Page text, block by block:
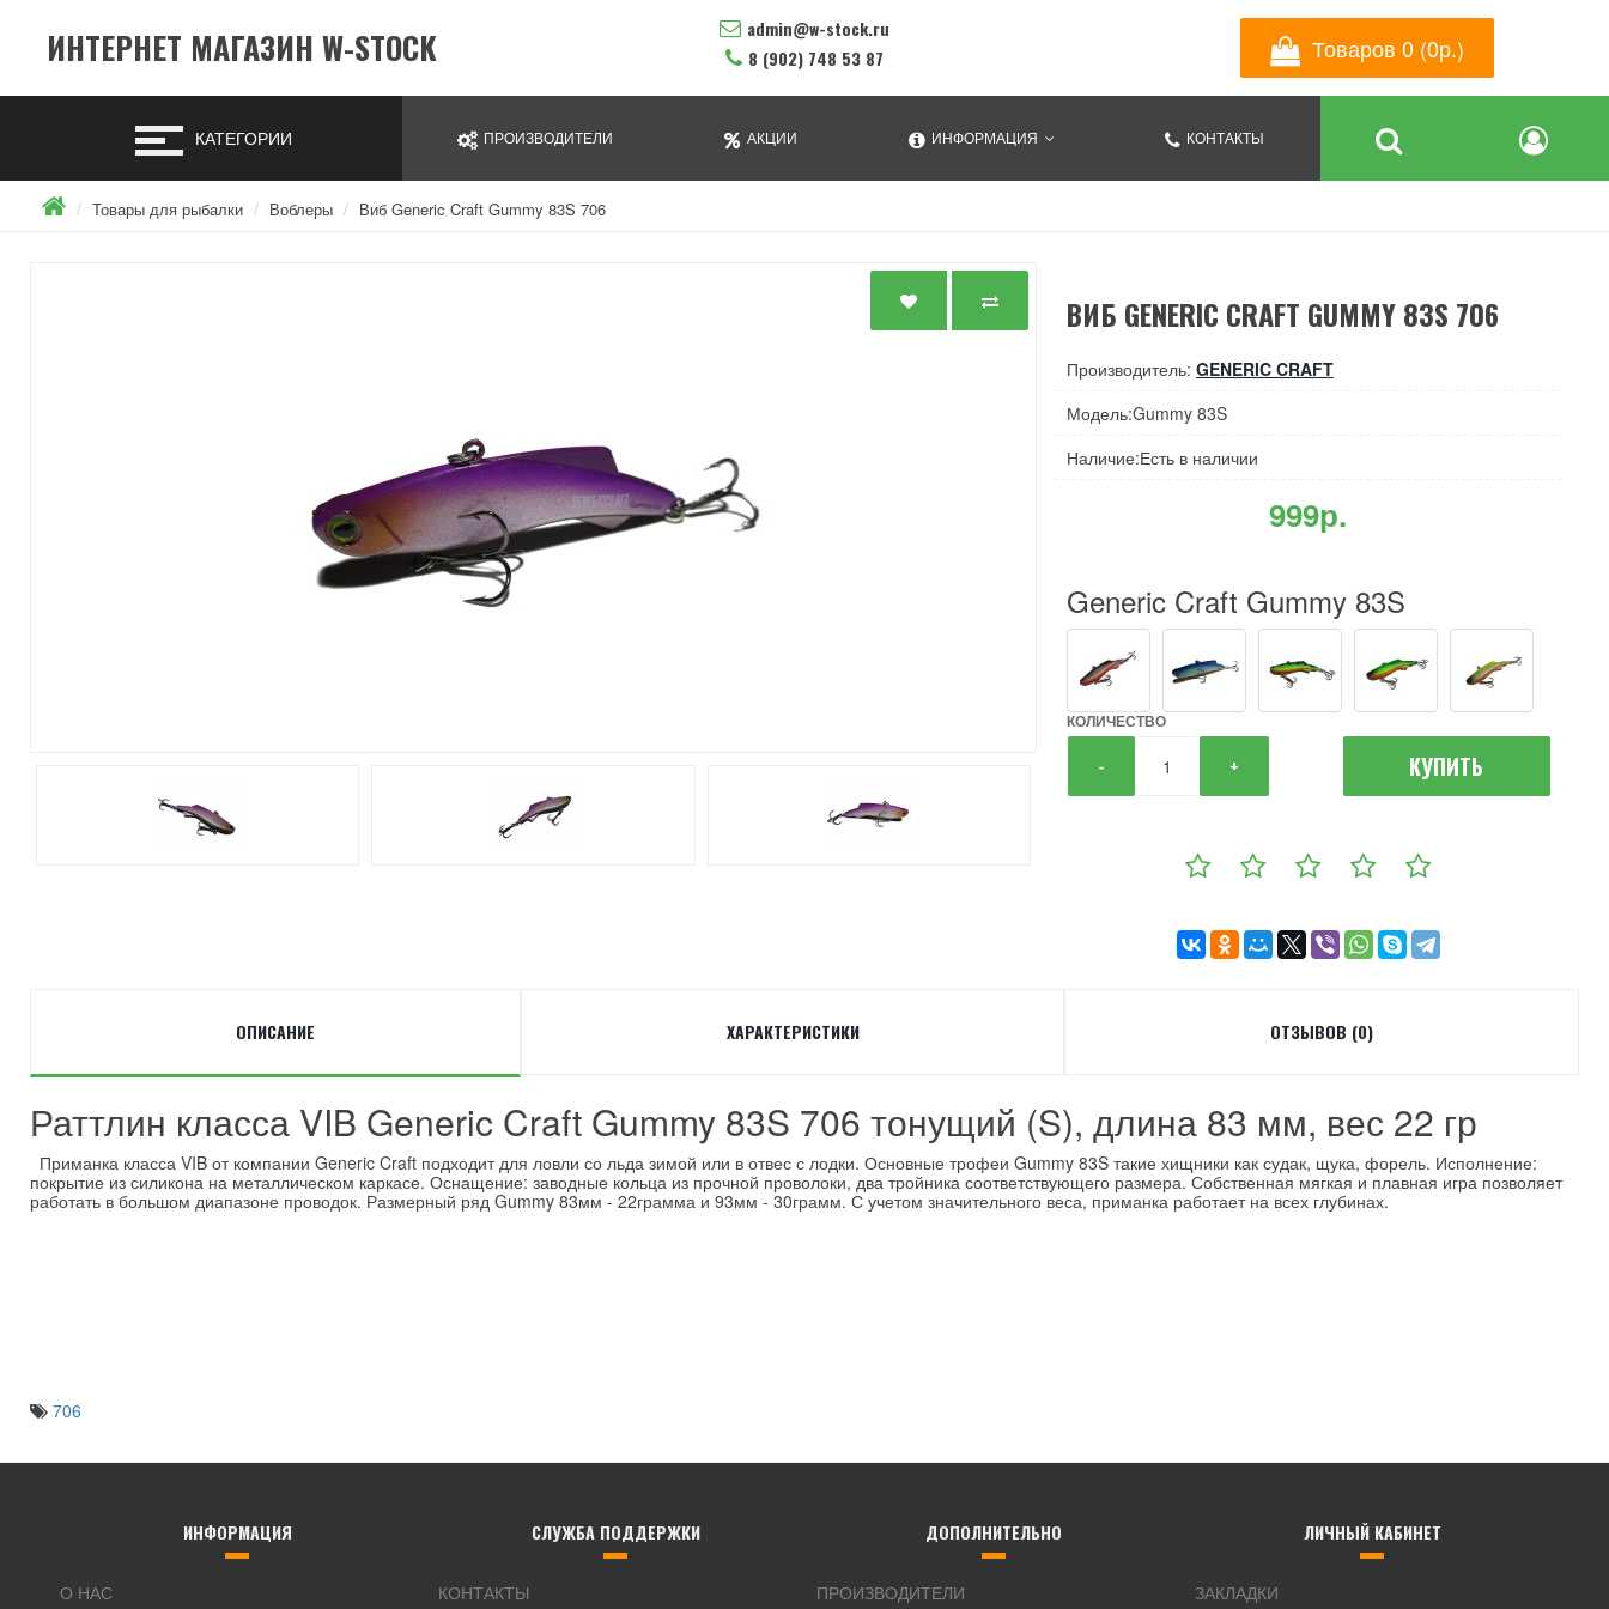
ИНТЕРНЕТ МАГАЗИН W-STOCK
admin@w-stock.ru
8 (902) 748 53 87
Товаров 0 (0р.)
КАТЕГОРИИ ПРОИЗВОДИТЕЛИ АКЦИИ ИНФОРМАЦИЯ КОНТАКТЫ
Товары для рыбалки Воблеры Виб Generic Craft Gummy 83S 706
ВИБ GENERIC CRAFT GUMMY 83S 706
Производитель:GENERIC CRAFT
Модель:Gummy 83S
Наличие:Есть в наличии
999р.
Generic Craft Gummy 83S
КОЛИЧЕСТВО
- + КУПИТЬ
ОПИСАНИЕ ХАРАКТЕРИСТИКИ ОТЗЫВОВ (0)
Раттлин класса VIB Generic Craft Gummy 83S 706 тонущий (S), длина 83 мм, вес 22 гр
Приманка класса VIB от компании Generic Craft подходит для ловли со льда зимой или в отвес с лодки. Основные трофеи Gummy 83S такие хищники как судак, щука, форель. Исполнение:
покрытие из силикона на металлическом каркасе. Оснащение: заводные кольца из прочной проволоки, два тройника соответствующего размера. Собственная мягкая и плавная игра позволяет
работать в большом диапазоне проводок. Размерный ряд Gummy 83мм - 22грамма и 93мм - 30грамм. С учетом значительного веса, приманка работает на всех глубинах.
706
ИНФОРМАЦИЯ
О НАС
СЛУЖБА ПОДДЕРЖКИ
КОНТАКТЫ
ДОПОЛНИТЕЛЬНО
ПРОИЗВОДИТЕЛИ
ЛИЧНЫЙ КАБИНЕТ
ЗАКЛАДКИ